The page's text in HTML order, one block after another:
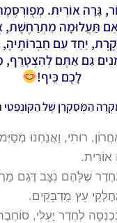
גָּרָה אוֹרִית.
תַּעֲלוּמָה מִתְרַחֶשֶׁת,
יַחַד עִם
גַּם אַתֶּם לְהִצְטָרֵף,
לָכֶם כֵּיף!
הַמְּסַקְרֵן שֶׁל הַקּוֹנְפֵטִי
רוּתִי, וַאֲנַחְנוּ
שֶׁלָּהֶם נִצָּב דֶּגֶם
עֵץ מֻדְבָּקִים.
לְחֶדֶר יַעֵלִי,